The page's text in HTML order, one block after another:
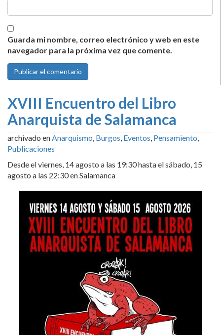
Guarda mi nombre, correo electrónico y web en este
navegador para la próxima vez que comente.
XVIII Encuentro del Libro
Anarquista de Salamanca
archivado enAnarquismo, Burgos, Eventos, Pensamiento,
Publicaciones
Desde el viernes, 14 agosto a las 19:30 hasta el sábado, 15
agosto a las 22:30 en Salamanca